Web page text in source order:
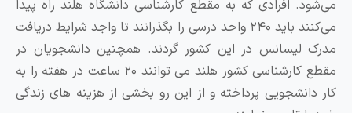
افرادی که به مقطع کارشناسی دانشگاه هلند راه پیدا
می‌کنند باید ۲۴۰ واحد درسی را بگذرانند تا واجد شرایط دریافت
لیسانس در این کشور گردند. همچنین دانشجویان در
مقطع کارشناسی کشور هلند می توانند ۲۰ ساعت در هفته را به
دانشجویی پرداخته و از این رو بخشی از هزینه های زندگی